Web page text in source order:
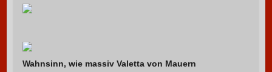
Wahnsinn, wie massiv Valetta von Mauern